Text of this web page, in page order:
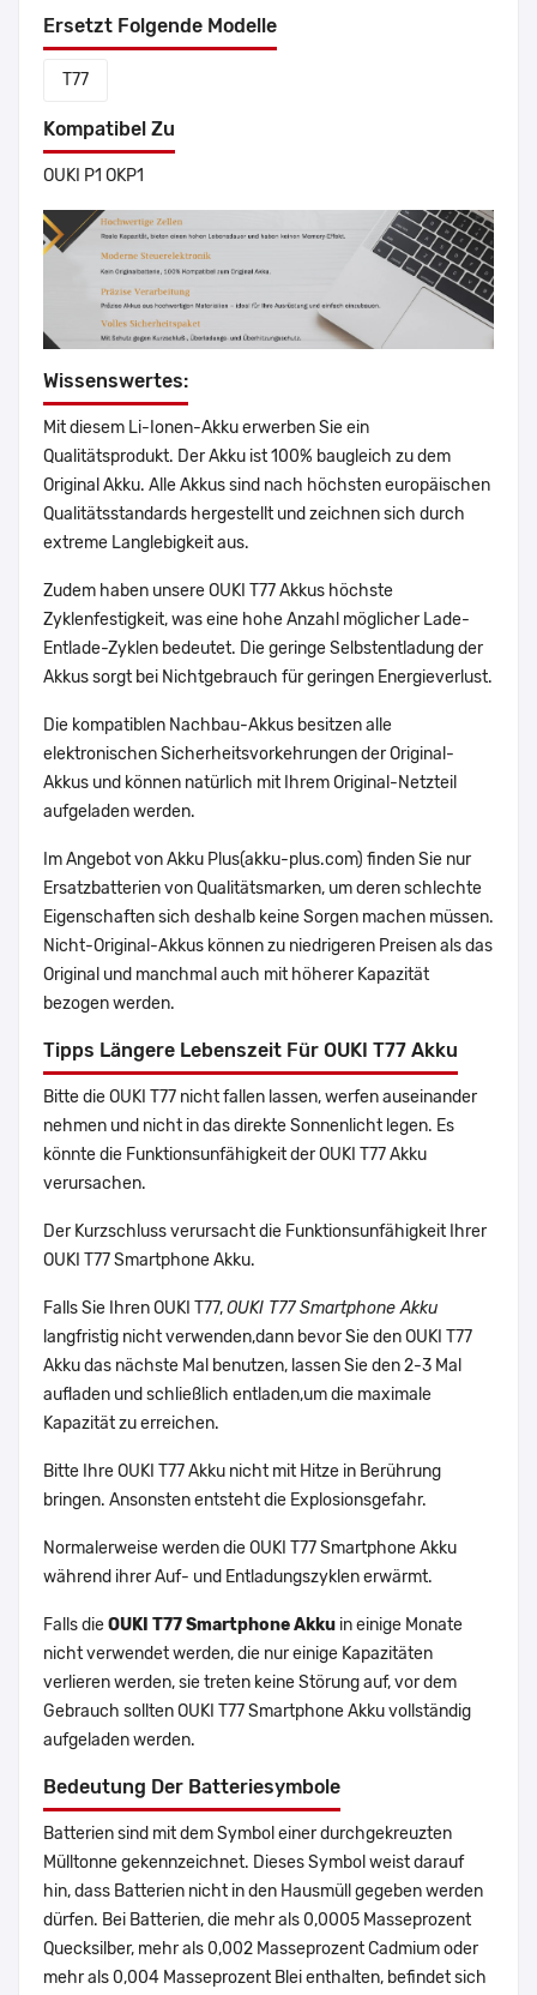
Ersetzt Folgende Modelle
T77
Kompatibel Zu
OUKI P1 OKP1
Wissenswertes:
Mit diesem Li-Ionen-Akku erwerben Sie ein
Qualitätsprodukt. Der Akku ist 100% baugleich zu dem
Original Akku. Alle Akkus sind nach höchsten europäischen
Qualitätsstandards hergestellt und zeichnen sich durch
extreme Langlebigkeit aus.
Zudem haben unsere OUKI T77 Akkus höchste
Zyklenfestigkeit, was eine hohe Anzahl möglicher Lade-
Entlade-Zyklen bedeutet. Die geringe Selbstentladung der
Akkus sorgt bei Nichtgebrauch für geringen Energieverlust.
Die kompatiblen Nachbau-Akkus besitzen alle
elektronischen Sicherheitsvorkehrungen der Original-
Akkus und können natürlich mit Ihrem Original-Netzteil
aufgeladen werden.
Im Angebot von Akku Plus(akku-plus.com) finden Sie nur
Ersatzbatterien von Qualitätsmarken, um deren schlechte
Eigenschaften sich deshalb keine Sorgen machen müssen.
Nicht-Original-Akkus können zu niedrigeren Preisen als das
Original und manchmal auch mit höherer Kapazität
bezogen werden.
Tipps Längere Lebenszeit Für OUKI T77 Akku
Bitte die OUKI T77 nicht fallen lassen, werfen auseinander
nehmen und nicht in das direkte Sonnenlicht legen. Es
könnte die Funktionsunfähigkeit der OUKI T77 Akku
verursachen.
Der Kurzschluss verursacht die Funktionsunfähigkeit Ihrer
OUKI T77 Smartphone Akku.
Falls Sie Ihren OUKI T77,OUKI T77 Smartphone Akku
langfristig nicht verwenden,dann bevor Sie den OUKI T77
Akku das nächste Mal benutzen, lassen Sie den 2-3 Mal
aufladen und schließlich entladen,um die maximale
Kapazität zu erreichen.
Bitte Ihre OUKI T77 Akku nicht mit Hitze in Berührung
bringen. Ansonsten entsteht die Explosionsgefahr.
Normalerweise werden die OUKI T77 Smartphone Akku
während ihrer Auf- und Entladungszyklen erwärmt.
Falls dieOUKI T77 Smartphone Akku in einige Monate
nicht verwendet werden, die nur einige Kapazitäten
verlieren werden, sie treten keine Störung auf, vor dem
Gebrauch sollten OUKI T77 Smartphone Akku vollständig
aufgeladen werden.
Bedeutung Der Batteriesymbole
Batterien sind mit dem Symbol einer durchgekreuzten
Mülltonne gekennzeichnet. Dieses Symbol weist darauf
hin, dass Batterien nicht in den Hausmüll gegeben werden
dürfen. Bei Batterien, die mehr als 0,0005 Masseprozent
Quecksilber, mehr als 0,002 Masseprozent Cadmium oder
mehr als 0,004 Masseprozent Blei enthalten, befindet sich